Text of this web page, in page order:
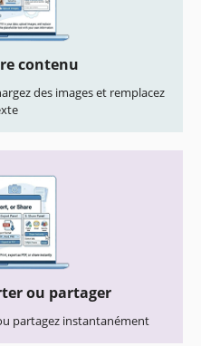
contenu
des images et remplacez
ou partager
partagez instantanément